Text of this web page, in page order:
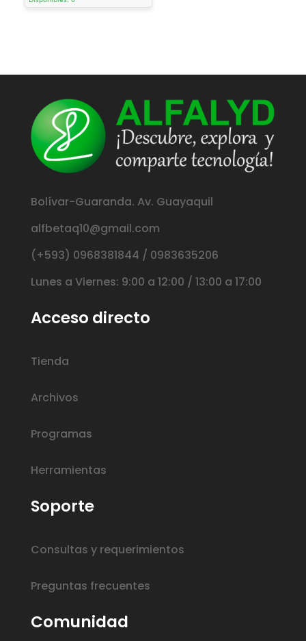
Bolívar-Guaranda. Av. Guayaquil
alfbetaq10@gmail.com
(+593) 0968381844 / 0983635206
Lunes a Viernes: 9:00 a 12:00 / 13:00 a 17:00
Acceso directo
Tienda
Archivos
Programas
Herramientas
Soporte
Consultas y requerimientos
Preguntas frecuentes
Comunidad